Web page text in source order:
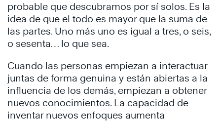
probable que descubramos por sí solos. Es la
idea de que el todo es mayor que la suma de
las partes. Uno más uno es igual a tres, o seis,
o sesenta… lo que sea.
Cuando las personas empiezan a interactuar
juntas de forma genuina y están abiertas a la
influencia de los demás, empiezan a obtener
nuevos conocimientos. La capacidad de
inventar nuevos enfoques aumenta